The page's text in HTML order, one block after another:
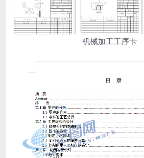
机械加工工序卡